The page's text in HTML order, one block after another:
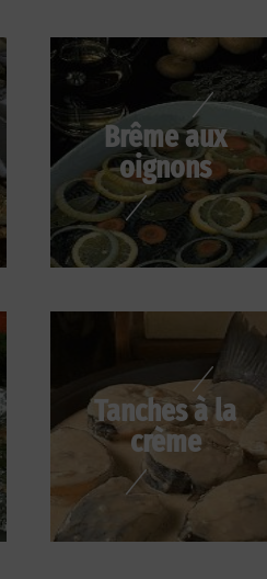
Brême aux
oignons
Tanches à la
crème